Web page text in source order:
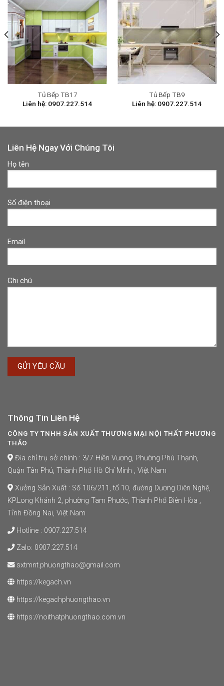
Tủ Bếp TB17
Liên hệ: 0907.227.514
Tủ Bếp TB9
Liên hệ: 0907.227.514
Liên Hệ Ngay Với Chúng Tôi
Họ tên
Số điện thoại
Email
Ghi chú
Thông Tin Liên Hệ
CÔNG TY TNHH SẢN XUẤT THƯƠNG MẠI NỘI THẤT PHƯƠNG
THẢO
Địa chỉ trụ sở chính : 3/7 Hiền Vương, Phường Phú Thạnh,
Quận Tân Phú, Thành Phố Hồ Chí Minh , Việt Nam
Xưởng Sản Xuất : Số 106/211, tổ 10, đường Dương Diên Nghệ,
KP.Long Khánh 2, phường Tam Phước, Thành Phố Biên Hòa ,
Tỉnh Đồng Nai, Việt Nam
Hotline : 0907.227.514
Zalo: 0907.227.514
sxtmnt.phuongthao@gmail.com
https://kegach.vn
https://kegachphuongthao.vn
https://noithatphuongthao.com.vn